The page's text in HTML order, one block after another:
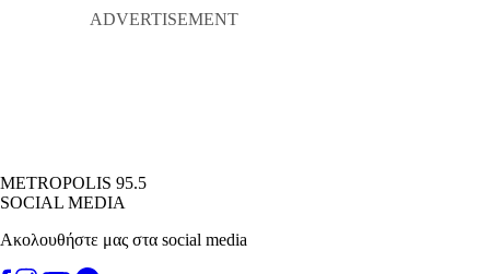
METROPOLIS 95.5
SOCIAL MEDIA
Ακολουθήστε μας στα social media